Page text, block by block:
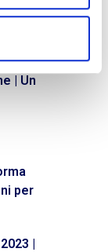
| Un
per
|